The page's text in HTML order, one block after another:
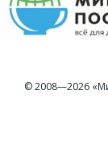
© 2008—2026